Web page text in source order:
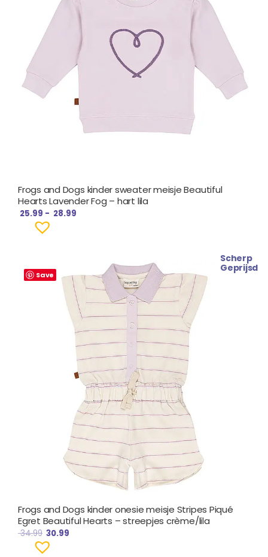
Frogs and Dogs kinder sweater meisje Beautiful
Hearts Lavender Fog – hart lila
25.99 - 28.99
Save
Scherp
Geprijsd
Frogs and Dogs kinder onesie meisje Stripes Piqué
Egret Beautiful Hearts – streepjes crème/lila
34.99
Oorspronkelijke
prijs
was:
€ 34.99.
30.99
prijs
is:
€ 30.99.